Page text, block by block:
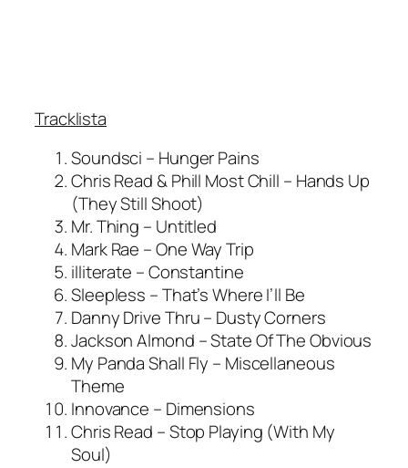
Tracklista
Soundsci – Hunger Pains
Chris Read & Phill Most Chill – Hands Up
(They Still Shoot)
Mr. Thing – Untitled
Mark Rae – One Way Trip
illiterate – Constantine
Sleepless – That’s Where I’ll Be
Danny Drive Thru – Dusty Corners
Jackson Almond – State Of The Obvious
My Panda Shall Fly – Miscellaneous
Theme
Innovance – Dimensions
Chris Read – Stop Playing (With My
Soul)